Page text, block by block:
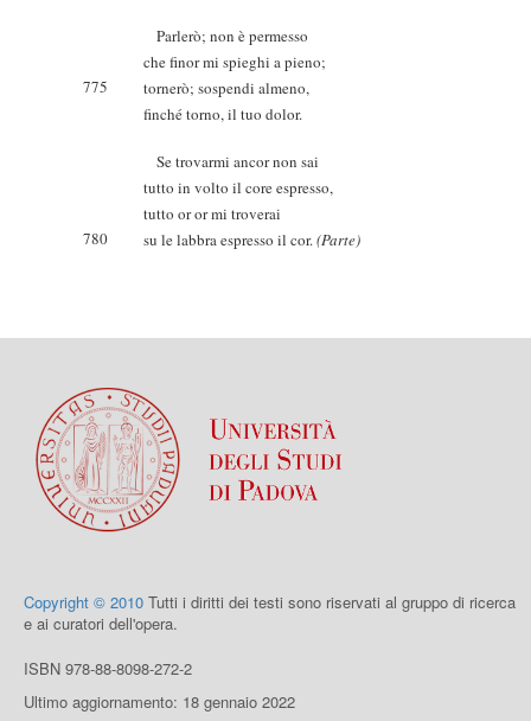
Parlerò; non è permesso
che finor mi spieghi a pieno;
775
tornerò; sospendi almeno,
finché torno, il tuo dolor.
Se trovarmi ancor non sai
tutto in volto il core espresso,
tutto or or mi troverai
780
su le labbra espresso il cor.(Parte)
Copyright © 2010 Tutti i diritti dei testi sono riservati al gruppo di ricerca
e ai curatori dell'opera.
ISBN 978-88-8098-272-2
Ultimo aggiornamento: 18 gennaio 2022